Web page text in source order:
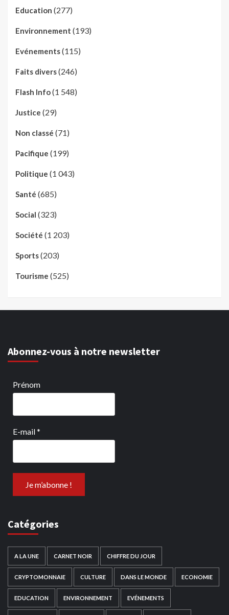
Education (277)
Environnement (193)
Evénements(115)
Faits divers(246)
Flash Info(1 548)
Justice (29)
Non classé (71)
Pacifique (199)
Politique (1 043)
Santé (685)
Social (323)
Société (1 203)
Sports(203)
Tourisme (525)
Abonnez-vous à notre newsletter
Prénom
E-mail*
Catégories
A LA UNE CARNET NOIR CHIFFRE DU JOUR
CRYPTOMONNAIE CULTURE DANS LE MONDE ECONOMIE
EDUCATION ENVIRONNEMENT EVÉNEMENTS